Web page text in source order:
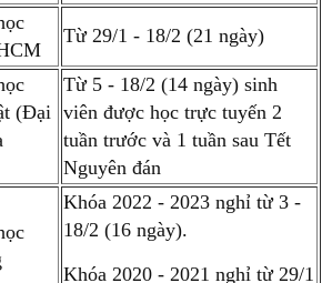
Từ 29/1 - 18/2 (21 ngày)
(Đại
Từ 5 - 18/2 (14 ngày) sinh
viên được học trực tuyến 2
tuần trước và 1 tuần sau Tết
Nguyên đán
Khóa 2022 - 2023 nghỉ từ 3 -
18/2 (16 ngày).
Khóa 2020 - 2021 nghỉ từ 29/1